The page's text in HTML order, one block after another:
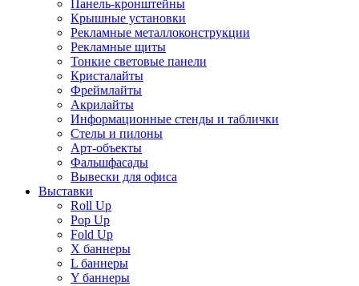
Панель-кронштейны
Крышные установки
Рекламные металлоконструкции
Рекламные щиты
Тонкие световые панели
Кристалайты
Фреймлайты
Акрилайты
Информационные стенды и таблички
Стелы и пилоны
Арт-объекты
Фальшфасады
Вывески для офиса
Выставки
Roll Up
Pop Up
Fold Up
Х баннеры
L баннеры
Y баннеры